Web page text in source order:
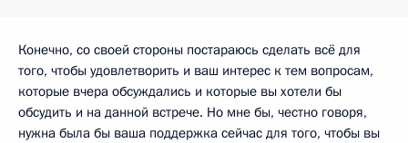
Конечно, со своей стороны постараюсь сделать всё для
того, чтобы удовлетворить и ваш интерес к тем вопросам,
которые вчера обсуждались и которые вы хотели бы
обсудить и на данной встрече. Но мне бы, честно говоря,
нужна была бы ваша поддержка сейчас для того, чтобы вы